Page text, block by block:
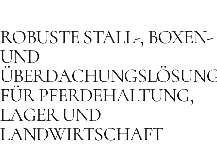
ROBUSTE STALL-, BOXEN-
UND
FÜR PFERDEHALTUNG,
LAGER UND
LANDWIRTSCHAFT